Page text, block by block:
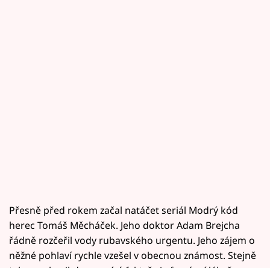
Přesně před rokem začal natáčet seriál Modrý kód
herec Tomáš Měcháček. Jeho doktor Adam Brejcha
řádně rozčeřil vody rubavského urgentu. Jeho zájem o
něžné pohlaví rychle vzešel v obecnou známost. Stejně